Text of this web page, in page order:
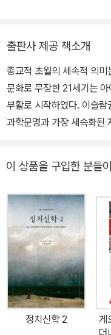
에서 벌어진 가치판단 논쟁
으나, 1920년 6월 14일 급
이른 56세에 세상을 떠나
에 안장되었다. 그는 『경제
을 비롯해 문화과학과 사
실천의 관계 등 ― 에 걸쳐
Gesamtausgabe)은
되었다.
는 《막스 베버 사회학》,
s Stadtkonzeption, 《막
로는 《탈주술화 과정과 근
베버의 고대 중세 연구》 등
사회론”, “막스 베버 지배
출판사 제공 책소개
종교적 초월의 세속적 의미는 무엇인가? 최
문화로 무장한 21세기는
부활로 시작하였다. 이슬람
과학문명과 가장 세속화된
삶에서 막강한 힘을 발휘
의 세속적 의미는 무엇인가
엇을 뜻하는가? 글로벌 시
가능성은 어디에 있는가?
가장 먼저 찾는 것이 막스
제 그 중에서도 가장 먼저
학적 사유의 정수만을 모은
다. 지금으로부터 약 1세기 전, 그러니까 20세기가 출범하면서 베버
가 세계종교를 연구하면서
관심사는 크게 세 가지였
이 상품을 구입한 분들
정치신학 2
게